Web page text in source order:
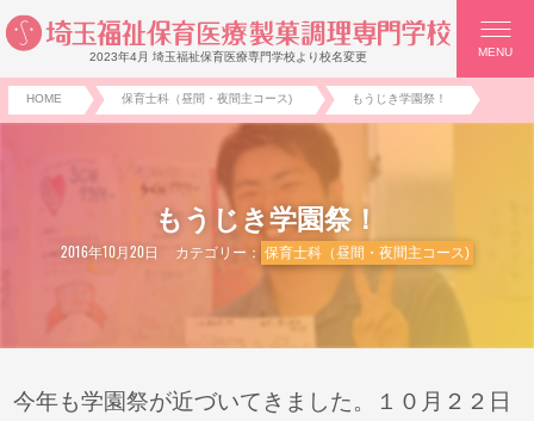
2023年4月 埼玉福祉保育医療専門学校より校名変更 MENU
HOME 保育士科（昼間・夜間主コース) もうじき学園祭！
もうじき学園祭！
2016年10月20日 カテゴリー： 保育士科（昼間・夜間主コース)
今年も学園祭が近づいてきました。１０月２２日